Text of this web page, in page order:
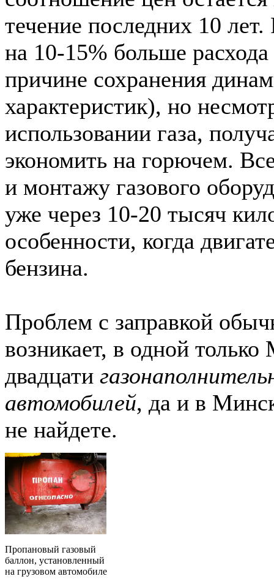
течение последних 10 лет.
на 10-15% больше
причине сохранения
характеристик), но
использовании газа,
экономить на горючем.
и монтажу газового
уже через 10-20 тысяч
особенности, когда
бензина.
Проблем с заправкой
возникает, в одной
двадцати
автомобилей, да и в
не найдете.
Пропановый газовый
баллон, установленный
на грузовом автомобиле